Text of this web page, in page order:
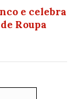
e celebra
Roupa